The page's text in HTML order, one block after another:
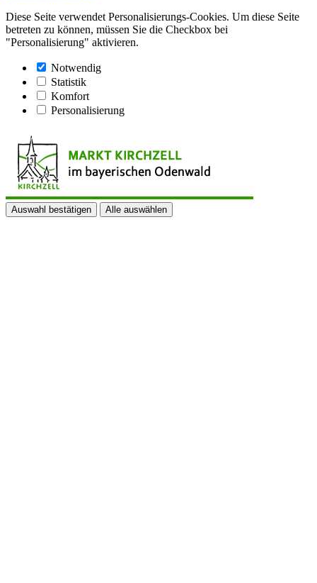
Diese Seite verwendet Personalisierungs-Cookies. Um diese Seite
betreten zu können, müssen Sie die Checkbox bei
"Personalisierung" aktivieren.
Notwendig
Statistik
Komfort
Personalisierung
Auswahl bestätigen Alle auswählen